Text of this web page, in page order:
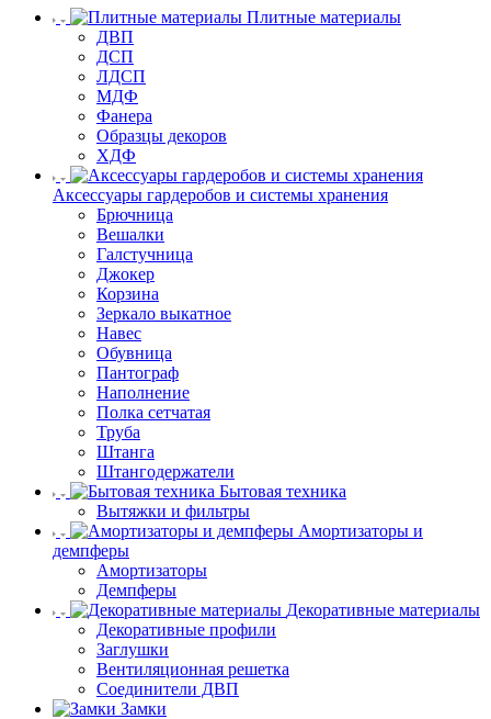
Плитные материалы
ДВП
ДСП
ЛДСП
МДФ
Фанера
Образцы декоров
ХДФ
Аксессуары гардеробов и системы хранения
Брючница
Вешалки
Галстучница
Джокер
Корзина
Зеркало выкатное
Навес
Обувница
Пантограф
Наполнение
Полка сетчатая
Труба
Штанга
Штангодержатели
Бытовая техника
Вытяжки и фильтры
Амортизаторы и
демпферы
Амортизаторы
Демпферы
Декоративные материалы
Декоративные профили
Заглушки
Вентиляционная решетка
Соединители ДВП
Замки